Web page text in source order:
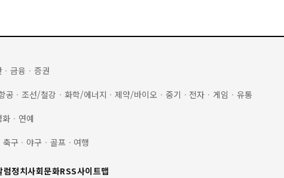
· 금융 · 증권
공 · 조선/철강 · 화학/에너지 · 제약/바이오 · 중기 · 전자 · 게임 · 유통
화 · 연예
축구 · 야구 · 골프 · 여행
럼정치사회문화RSS사이트맵